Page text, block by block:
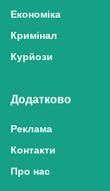
Економіка
Кримінал
Курйози
Додатково
Реклама
Контакти
Про нас